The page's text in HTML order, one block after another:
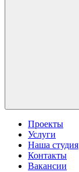
Проекты
Услуги
Наша студия
Контакты
Вакансии